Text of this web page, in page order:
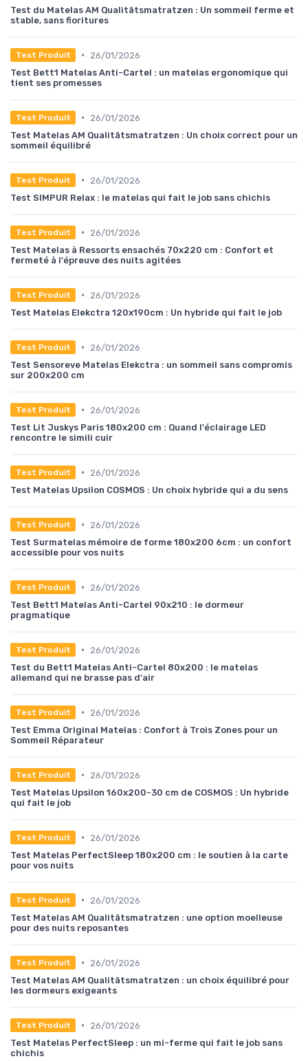
Test du Matelas AM Qualitätsmatratzen : Un sommeil ferme et
stable, sans fioritures
Test Produit •
26/01/2026
Test Bett1 Matelas Anti-Cartel : un matelas ergonomique qui
tient ses promesses
Test Produit •
26/01/2026
Test Matelas AM Qualitätsmatratzen : Un choix correct pour un
sommeil équilibré
Test Produit •
26/01/2026
Test SIMPUR Relax : le matelas qui fait le job sans chichis
Test Produit •
26/01/2026
Test Matelas à Ressorts ensachés 70x220 cm : Confort et
fermeté à l'épreuve des nuits agitées
Test Produit •
26/01/2026
Test Matelas Elekctra 120x190cm : Un hybride qui fait le job
Test Produit •
26/01/2026
Test Sensoreve Matelas Elekctra : un sommeil sans compromis
sur 200x200 cm
Test Produit •
26/01/2026
Test Lit Juskys Paris 180x200 cm : Quand l'éclairage LED
rencontre le simili cuir
Test Produit •
26/01/2026
Test Matelas Upsilon COSMOS : Un choix hybride qui a du sens
Test Produit •
26/01/2026
Test Surmatelas mémoire de forme 180x200 6cm : un confort
accessible pour vos nuits
Test Produit •
26/01/2026
Test Bett1 Matelas Anti-Cartel 90x210 : le dormeur
pragmatique
Test Produit •
26/01/2026
Test du Bett1 Matelas Anti-Cartel 80x200 : le matelas
allemand qui ne brasse pas d'air
Test Produit •
26/01/2026
Test Emma Original Matelas : Confort à Trois Zones pour un
Sommeil Réparateur
Test Produit •
26/01/2026
Test Matelas Upsilon 160x200-30 cm de COSMOS : Un hybride
qui fait le job
Test Produit •
26/01/2026
Test Matelas PerfectSleep 180x200 cm : le soutien à la carte
pour vos nuits
Test Produit •
26/01/2026
Test Matelas AM Qualitätsmatratzen : une option moelleuse
pour des nuits reposantes
Test Produit •
26/01/2026
Test Matelas AM Qualitätsmatratzen : un choix équilibré pour
les dormeurs exigeants
Test Produit •
26/01/2026
Test Matelas PerfectSleep : un mi-ferme qui fait le job sans
chichis